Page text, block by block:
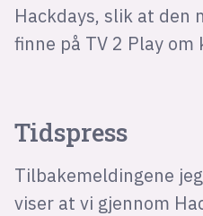
Hackdays, slik at den
finne på TV 2 Play om
Tidspress
Tilbakemeldingene
viser at vi gjennom